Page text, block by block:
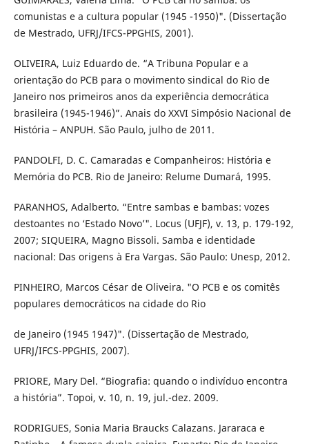
comunistas e a cultura popular (1945 -1950)". (Dissertação
de Mestrado, UFRJ/IFCS-PPGHIS, 2001).
OLIVEIRA, Luiz Eduardo de. “A Tribuna Popular e a
orientação do PCB para o movimento sindical do Rio de
Janeiro nos primeiros anos da experiência democrática
brasileira (1945-1946)”. Anais do XXVI Simpósio Nacional de
História – ANPUH. São Paulo, julho de 2011.
PANDOLFI, D. C. Camaradas e Companheiros: História e
Memória do PCB. Rio de Janeiro: Relume Dumará, 1995.
PARANHOS, Adalberto. “Entre sambas e bambas: vozes
destoantes no ‘Estado Novo’". Locus (UFJF), v. 13, p. 179-192,
2007; SIQUEIRA, Magno Bissoli. Samba e identidade
nacional: Das origens à Era Vargas. São Paulo: Unesp, 2012.
PINHEIRO, Marcos César de Oliveira. "O PCB e os comitês
populares democráticos na cidade do Rio
de Janeiro (1945 1947)". (Dissertação de Mestrado,
UFRJ/IFCS-PPGHIS, 2007).
PRIORE, Mary Del. “Biografia: quando o indivíduo encontra
a história”. Topoi, v. 10, n. 19, jul.-dez. 2009.
RODRIGUES, Sonia Maria Braucks Calazans. Jararaca e